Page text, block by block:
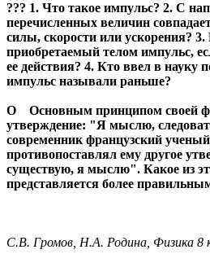
??? 1. Что такое импульс? 2. С
перечисленных величин
силы, скорости или ускорения? 3.
приобретаемый телом импульс,
ее действия? 4. Кто ввел в науку
импульс называли раньше?
О Основным принципом своей
утверждение: "Я мыслю,
современник французский
противопоставлял ему другое
существую, я мыслю". Какое из
представляется более
С.В. Громов, Н.А. Родина, Физика 8